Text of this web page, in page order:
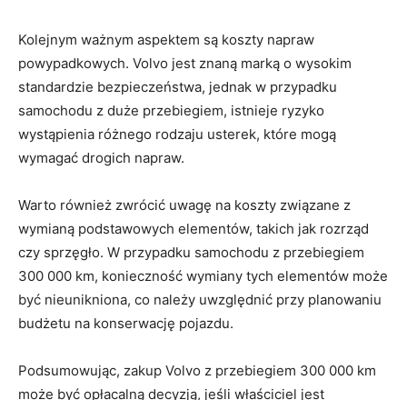
Kolejnym ważnym aspektem są koszty napraw⁤
powypadkowych. Volvo jest znaną marką‌ o wysokim
standardzie bezpieczeństwa, jednak w przypadku
samochodu z‌ duże ‍przebiegiem, istnieje ryzyko
wystąpienia różnego rodzaju⁢ usterek,⁢ które mogą
wymagać drogich napraw.
Warto również zwrócić uwagę na ​koszty związane z
wymianą podstawowych​ elementów, takich jak rozrząd
czy sprzęgło. ⁤W przypadku ‍samochodu z przebiegiem
300 000 km, konieczność ‍wymiany tych elementów może
być nieunikniona, ‌co należy uwzględnić przy ⁢planowaniu
⁤budżetu⁤ na konserwację‍ pojazdu.
Podsumowując, zakup Volvo z⁢ przebiegiem 300 000 km
⁢może być opłacalną ‍decyzją, ⁤jeśli właściciel jest